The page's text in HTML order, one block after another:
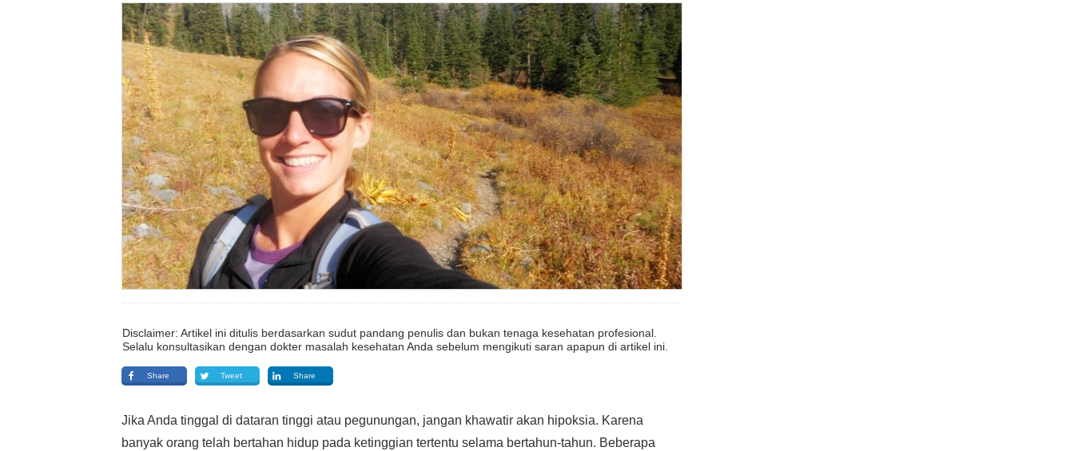
Disclaimer: Artikel ini ditulis berdasarkan sudut pandang penulis dan bukan tenaga kesehatan profesional.
Selalu konsultasikan dengan dokter masalah kesehatan Anda sebelum mengikuti saran apapun di artikel ini.
Share Tweet Share
Jika Anda tinggal di dataran tinggi atau pegunungan, jangan khawatir akan hipoksia. Karena
banyak orang telah bertahan hidup pada ketinggian tertentu selama bertahun-tahun. Beberapa